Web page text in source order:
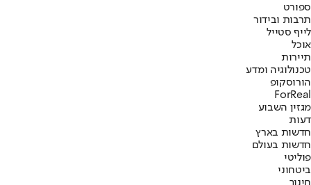
ספורט
תרבות ובידור
לייף סטייל
אוכל
תיירות
טכנולוגיה ומדע
הורוסקופ
ForReal
מגזין השבוע
דעות
חדשות בארץ
חדשות בעולם
פוליטי
ביטחוני